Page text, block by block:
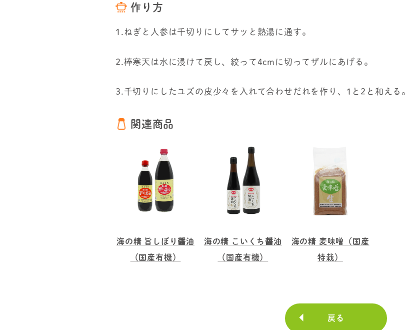
作り方
1.ねぎと人参は千切りにしてサッと熱湯に通す。
2.棒寒天は水に浸けて戻し、絞って4cmに切ってザルにあげる。
3.千切りにしたユズの皮少々を入れて合わせだれを作り、1と2と和える。
関連商品
海の精 旨しぼり醤油
（国産有機）
海の精 こいくち醤油
（国産有機）
海の精 麦味噌（国産
特栽）
戻る